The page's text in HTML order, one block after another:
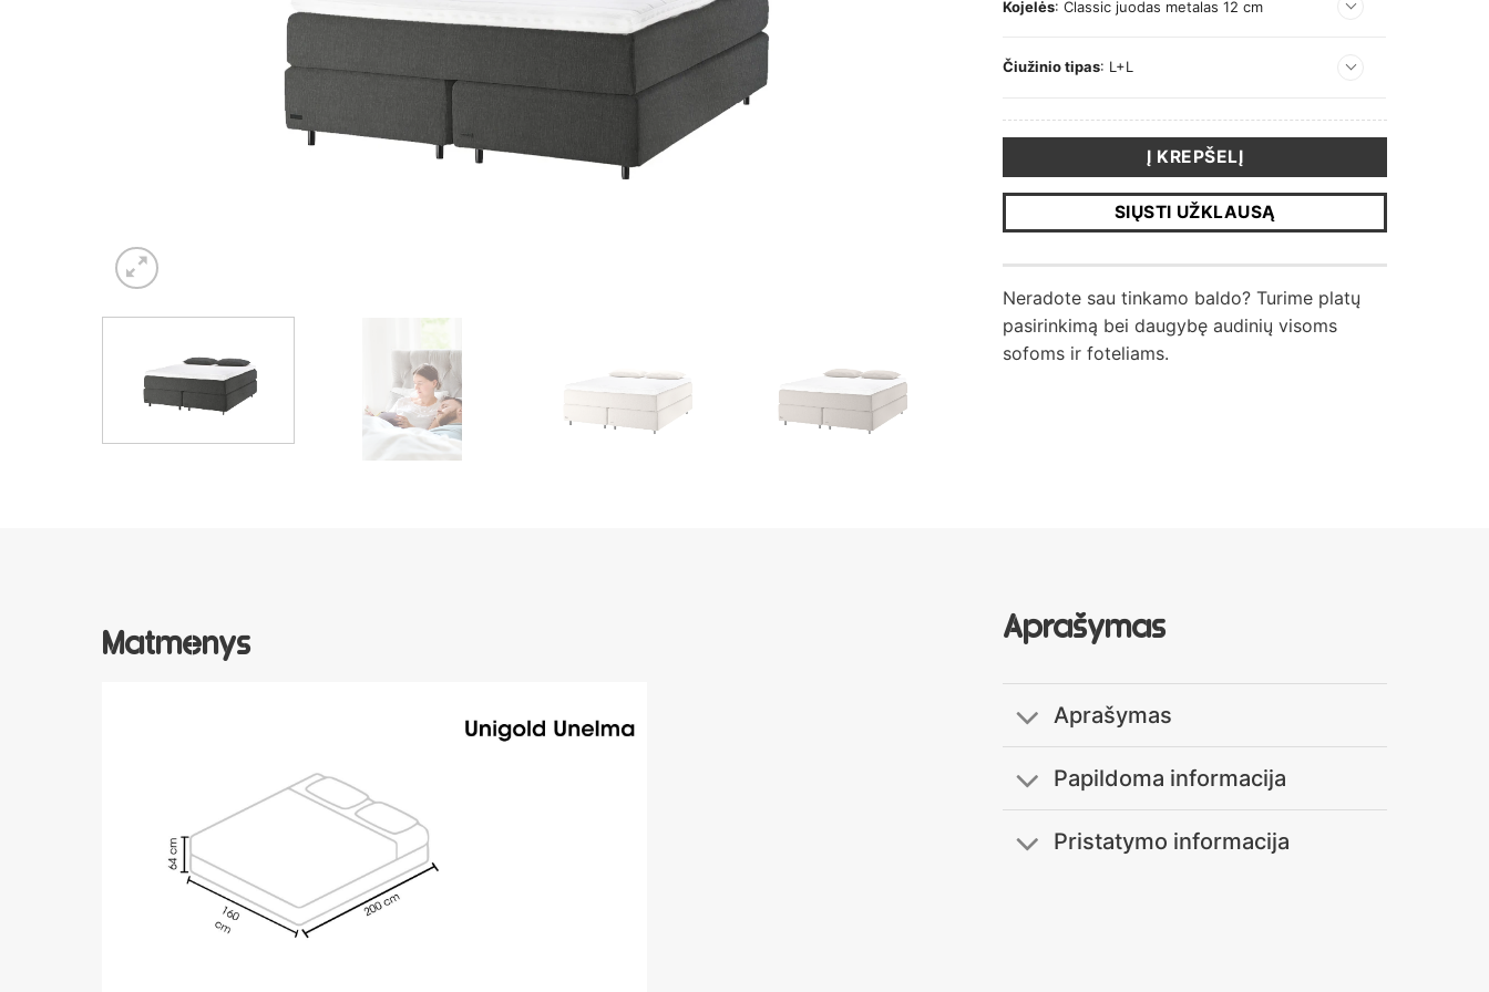
Kojelės: Classic juodas metalas 12 cm
Čiužinio tipas: L+L
Į KREPŠELĮ
SIŲSTI UŽKLAUSĄ
Neradote sau tinkamo baldo? Turime platų
pasirinkimą bei daugybę audinių visoms
sofoms ir foteliams.
Matmenys
Aprašymas
Aprašymas
Papildoma informacija
Pristatymo informacija